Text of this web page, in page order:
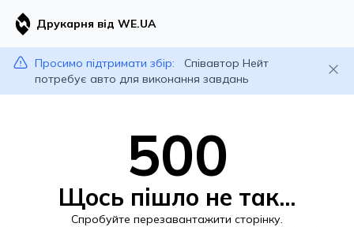
Друкарня від WE.UA
Просимо підтримати збір:
Співавтор Нейт
потребує авто для виконання завдань
500
Щось пішло не так...
Спробуйте перезавантажити сторінку.